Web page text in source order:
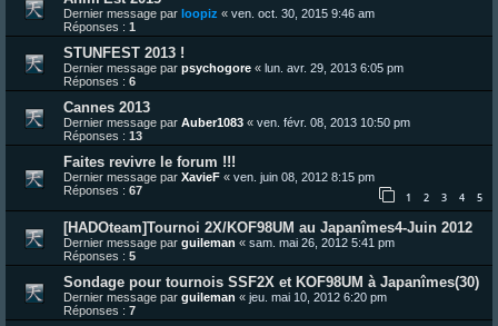
Dernier message par loopiz « ven. oct. 30, 2015 9:46 am
Réponses : 1
STUNFEST 2013 !
Dernier message par psychogore « lun. avr. 29, 2013 6:05 pm
Réponses : 6
Cannes 2013
Dernier message par Auber1083 « ven. févr. 08, 2013 10:50 pm
Réponses : 13
Faites revivre le forum !!!
Dernier message par XavieF « ven. juin 08, 2012 8:15 pm
Réponses : 67 1 2 3 4 5
[HADOteam]Tournoi 2X/KOF98UM au Japanîmes4-Juin 2012
Dernier message par guileman « sam. mai 26, 2012 5:41 pm
Réponses : 5
Sondage pour tournois SSF2X et KOF98UM à Japanîmes(30)
Dernier message par guileman « jeu. mai 10, 2012 6:20 pm
Réponses : 7